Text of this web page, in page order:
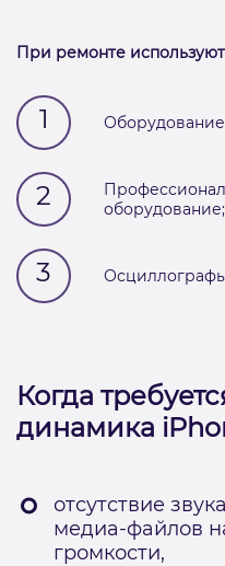
При ремонте
1 Оборудование
2
оборудование;
3
Когда
динамика
отсутствие
медиа-файлов
громкости,